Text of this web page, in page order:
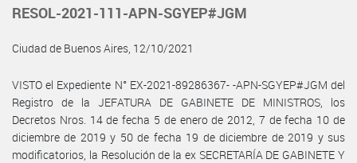
RESOL-2021-111-APN-SGYEP#JGM
Ciudad de Buenos Aires, 12/10/2021
VISTO el Expediente N° EX-2021-89286367- -APN-SGYEP#JGM del
Registro de la JEFATURA DE GABINETE DE MINISTROS, los
Decretos Nros. 14 de fecha 5 de enero de 2012, 7 de fecha 10 de
diciembre de 2019 y 50 de fecha 19 de diciembre de 2019 y sus
modificatorios, la Resolución de la ex SECRETARÍA DE GABINETE Y